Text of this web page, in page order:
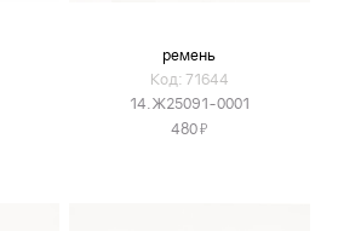
ремень
Код: 71644
14.Ж25091-0001
480Я